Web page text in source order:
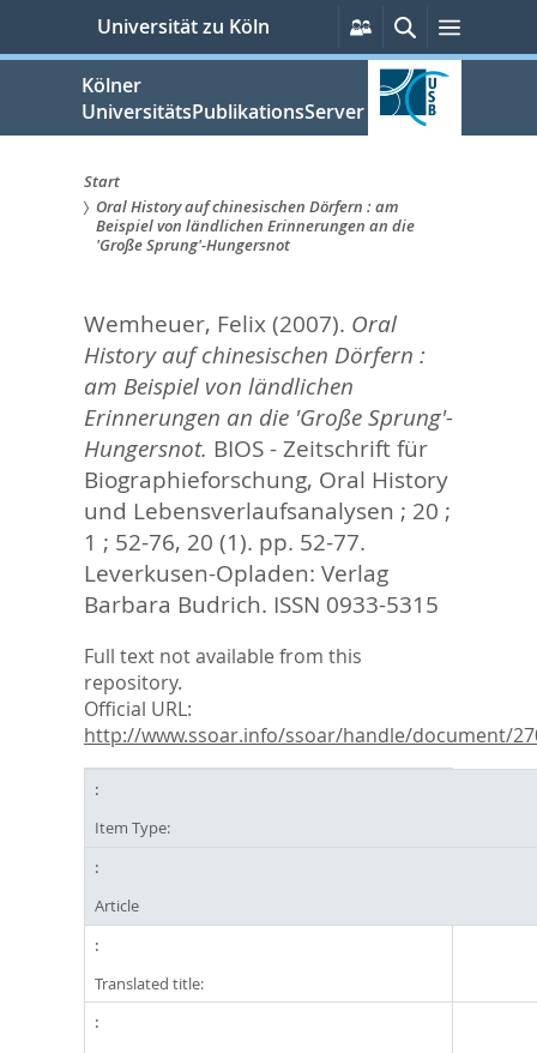
springen
Universität zu Köln
Persönliche
Services
Suche
Kölner
UniversitätsPublikationsServer
Sie
sind
hier:
Start
Oral History auf chinesischen Dörfern : am
Beispiel von ländlichen Erinnerungen an die
'Große Sprung'-Hungersnot
Wemheuer, Felix(2007). Oral
History auf chinesischen Dörfern :
am Beispiel von ländlichen
Erinnerungen an die 'Große Sprung'-
Hungersnot. BIOS - Zeitschrift für
Biographieforschung, Oral History
und Lebensverlaufsanalysen ; 20 ;
1 ; 52-76, 20 (1). pp. 52-77.
Leverkusen-Opladen: Verlag
Barbara Budrich. ISSN 0933-5315
Full text not available from this
repository.
Official URL:
http://www.ssoar.info/ssoar/handle/document/
Item Type:
Article
Translated title: